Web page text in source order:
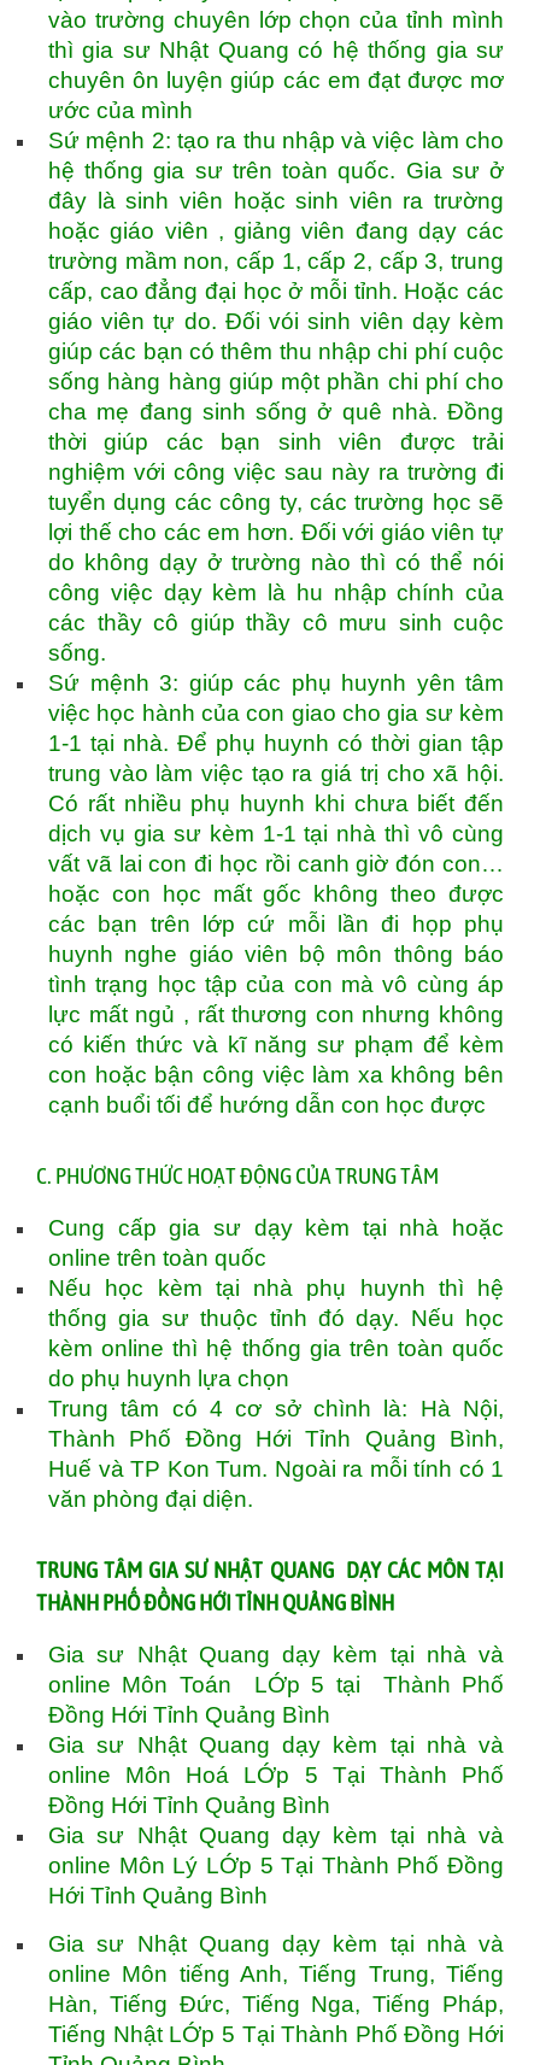
vào trường chuyên lớp chọn của tỉnh mình
thì gia sư Nhật Quang có hệ thống gia sư
chuyên ôn luyện giúp các em đạt được mơ
ước của mình
Sứ mệnh 2: tạo ra thu nhập và việc làm cho
hệ thống gia sư trên toàn quốc. Gia sư ở
đây là sinh viên hoặc sinh viên ra trường
hoặc giáo viên , giảng viên đang dạy các
trường mầm non, cấp 1, cấp 2, cấp 3, trung
cấp, cao đẳng đại học ở mỗi tỉnh. Hoặc các
giáo viên tự do. Đối vói sinh viên dạy kèm
giúp các bạn có thêm thu nhập chi phí cuộc
sống hàng hàng giúp một phần chi phí cho
cha mẹ đang sinh sống ở quê nhà. Đồng
thời giúp các bạn sinh viên được trải
nghiệm với công việc sau này ra trường đi
tuyển dụng các công ty, các trường học sẽ
lợi thế cho các em hơn. Đối với giáo viên tự
do không dạy ở trường nào thì có thể nói
công việc dạy kèm là hu nhập chính của
các thầy cô giúp thầy cô mưu sinh cuộc
sống.
Sứ mệnh 3: giúp các phụ huynh yên tâm
việc học hành của con giao cho gia sư kèm
1-1 tại nhà. Để phụ huynh có thời gian tập
trung vào làm việc tạo ra giá trị cho xã hội.
Có rất nhiều phụ huynh khi chưa biết đến
dịch vụ gia sư kèm 1-1 tại nhà thì vô cùng
vất vã lai con đi học rồi canh giờ đón con…
hoặc con học mất gốc không theo được
các bạn trên lớp cứ mỗi lần đi họp phụ
huynh nghe giáo viên bộ môn thông báo
tình trạng học tập của con mà vô cùng áp
lực mất ngủ , rất thương con nhưng không
có kiến thức và kĩ năng sư phạm để kèm
con hoặc bận công việc làm xa không bên
cạnh buổi tối để hướng dẫn con học được
C. PHƯƠNG THỨC HOẠT ĐỘNG CỦA TRUNG TÂM
Cung cấp gia sư dạy kèm tại nhà hoặc
online trên toàn quốc
Nếu học kèm tại nhà phụ huynh thì hệ
thống gia sư thuộc tỉnh đó dạy. Nếu học
kèm online thì hệ thống gia trên toàn quốc
do phụ huynh lựa chọn
Trung tâm có 4 cơ sở chình là: Hà Nội,
Thành Phố Đồng Hới Tỉnh Quảng Bình,
Huế và TP Kon Tum. Ngoài ra mỗi tính có 1
văn phòng đại diện.
TRUNG TÂM GIA SƯ NHẬT QUANG DẠY CÁC MÔN TẠI
THÀNH PHỐ ĐỒNG HỚI TỈNH QUẢNG BÌNH
Gia sư Nhật Quang dạy kèm tại nhà và
online Môn Toán LỚp 5 tại Thành Phố
Đồng Hới Tỉnh Quảng Bình
Gia sư Nhật Quang dạy kèm tại nhà và
online Môn Hoá LỚp 5 Tại Thành Phố
Đồng Hới Tỉnh Quảng Bình
Gia sư Nhật Quang dạy kèm tại nhà và
online Môn Lý LỚp 5 Tại Thành Phố Đồng
Hới Tỉnh Quảng Bình
Gia sư Nhật Quang dạy kèm tại nhà và
online Môn tiếng Anh, Tiếng Trung, Tiếng
Hàn, Tiếng Đức, Tiếng Nga, Tiếng Pháp,
Tiếng Nhật LỚp 5 Tại Thành Phố Đồng Hới